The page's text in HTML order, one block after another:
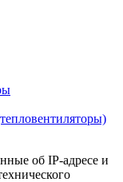
об IP-адресе и